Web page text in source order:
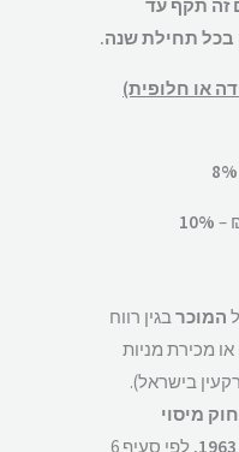
תקף עד
או חלופית)
10%
בגין רווח
מכירת מניות
בישראל).
מיסוי
לפי סעיף 6